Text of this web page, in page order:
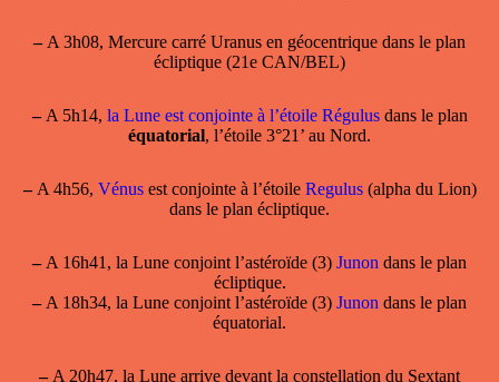
–A 3h08, Mercure carré Uranus en géocentrique dans le plan
écliptique (21e CAN/BEL)
–A 5h14, la Lune est conjointe à l’étoile Régulus dans le plan
équatorial, l’étoile 3°21’ au Nord.
–A 4h56, Vénusest conjointe à l’étoile Regulus (alpha du Lion)
dans le plan écliptique.
–A 16h41, la Lune conjoint l’astéroïde (3) Junon dans le plan
écliptique.
–A 18h34, la Lune conjoint l’astéroïde (3) Junon dans le plan
équatorial.
–A 20h47, la Lune arrive devant la constellation du Sextant